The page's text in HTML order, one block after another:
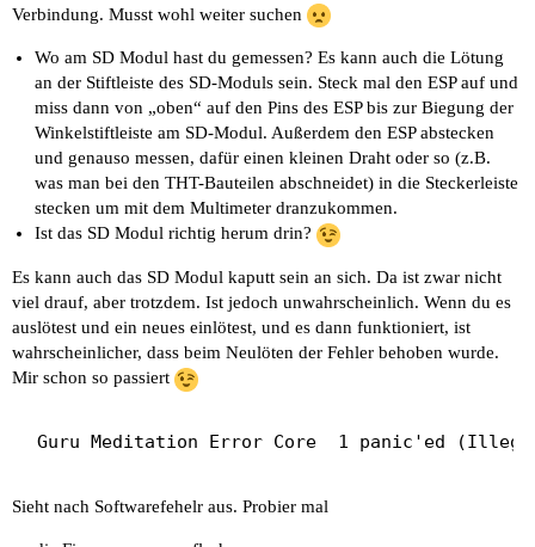
entry 0x400806a8
[I][OpenBikeSensorFirmware.cpp:198] setup():
[I][VoltageMeter.cpp:40] VoltageMeter():
[I][VoltageMeter.cpp:54] VoltageMeter():
[I][VoltageMeter.cpp:62] VoltageMeter(): eFuse
[I][VoltageMeter.cpp:66] VoltageMeter(): eFuse
[I][VoltageMeter.cpp:75] VoltageMeter():
[W][sd_diskio.cpp:169] sdCommand(): no token
[W][sd_diskio.cpp:169] sdCommand(): no token
[W][sd_diskio.cpp:169] sdCommand(): no token
[E][sd_diskio.cpp:194] sdCommand(): Card
[W][sd_diskio.cpp:505] ff_sd_initialize():
[E][sd_diskio.cpp:775] sdcard_mount():
[W][sd_diskio.cpp:169] sdCommand(): no token
[W][sd_diskio.cpp:169] sdCommand(): no token
Verbindung. Musst wohl weiter suchen
Wo am SD Modul hast du gemessen? Es kann auch die Lötung
an der Stiftleiste des SD-Moduls sein. Steck mal den ESP auf und
miss dann von „oben“ auf den Pins des ESP bis zur Biegung der
Winkelstiftleiste am SD-Modul. Außerdem den ESP abstecken
und genauso messen, dafür einen kleinen Draht oder so (z.B.
was man bei den THT-Bauteilen abschneidet) in die Steckerleiste
stecken um mit dem Multimeter dranzukommen.
Ist das SD Modul richtig herum drin?
Es kann auch das SD Modul kaputt sein an sich. Da ist zwar nicht
viel drauf, aber trotzdem. Ist jedoch unwahrscheinlich. Wenn du es
auslötest und ein neues einlötest, und es dann funktioniert, ist
wahrscheinlicher, dass beim Neulöten der Fehler behoben wurde.
Mir schon so passiert
Sieht nach Softwarefehelr aus. Probier mal